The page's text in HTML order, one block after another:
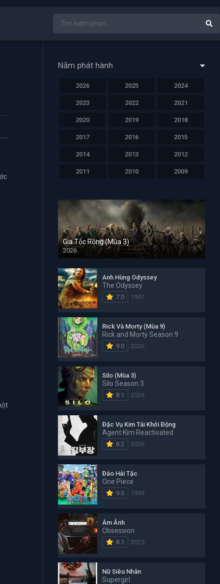
Năm phát hành
2026 2025 2024
2023 2022 2021
2020 2019 2018
2017 2016 2015
2014 2013 2012
2011 2010 2009
Gia Tộc Rồng (Mùa 3)
2026
Anh Hùng Odyssey
The Odyssey
7.0 1997
Rick Và Morty (Mùa 9)
Rick and Morty Season 9
9.0 2026
Silo (Mùa 3)
Silo Season 3
8.1 2026
Đặc Vụ Kim Tái Khởi Động
Agent Kim Reactivated
8.2 2026
Đảo Hải Tặc
One Piece
9.0 1999
Ám Ảnh
Obsession
8.1 2025
Nữ Siêu Nhân
Supergirl